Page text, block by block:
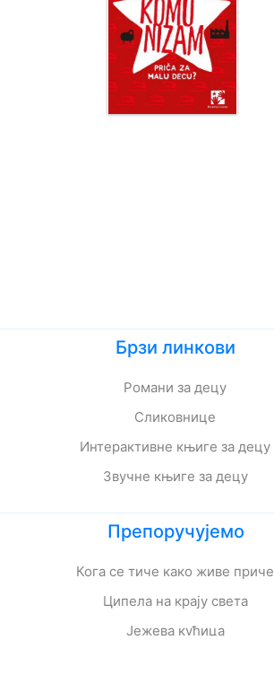
Брзи линкови
Романи за децу
Сликовнице
Интерактивне књиге за децу
Звучне књиге за децу
Препоручујемо
Кога се тиче како живе приче
Ципела на крају света
Јежева кућица